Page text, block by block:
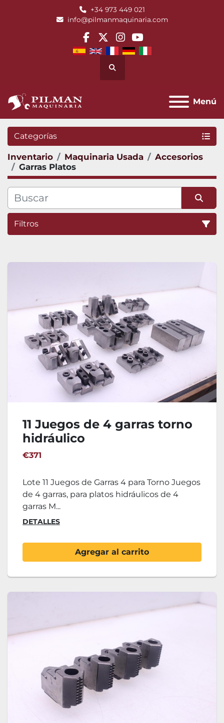
+34 973 449 021
info@pilmanmaquinaria.com
facebook
twitterinstagram
youtube
Buscar
Menú
Categorías
Inventario Maquinaria Usada
Accesorios
Garras Platos
Filtros
11 Juegos de 4 garras torno
hidráulico
€371
Lote 11 Juegos de Garras 4 para Torno Juegos
de 4 garras, para platos hidráulicos de 4
garras M...
DETALLES
Agregar al carrito